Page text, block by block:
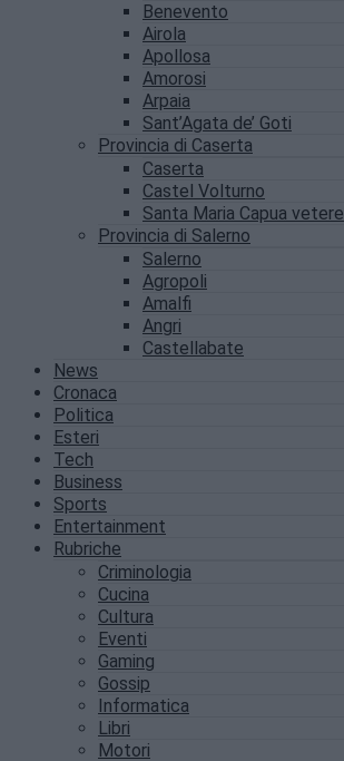
Benevento
Airola
Apollosa
Amorosi
Arpaia
Sant’Agata de’ Goti
Provincia di Caserta
Caserta
Castel Volturno
Santa Maria Capua vetere
Provincia di Salerno
Salerno
Agropoli
Amalfi
Angri
Castellabate
News
Cronaca
Politica
Esteri
Tech
Business
Sports
Entertainment
Rubriche
Criminologia
Cucina
Cultura
Eventi
Gaming
Gossip
Informatica
Libri
Motori